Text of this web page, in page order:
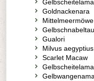
Goldnackenara
Mittelmeermöwe
Gualori
Milvus aegyptius
Scarlet Macaw